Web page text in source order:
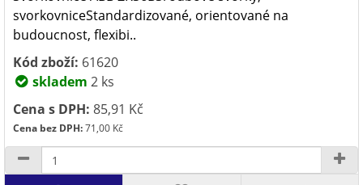
svorkovniceStandardizované, orientované na
budoucnost, flexibi..
Kód zboží: 61620
skladem 2 ks
Cena s DPH: 85,91 Kč
Cena bez DPH:71,00 Kč